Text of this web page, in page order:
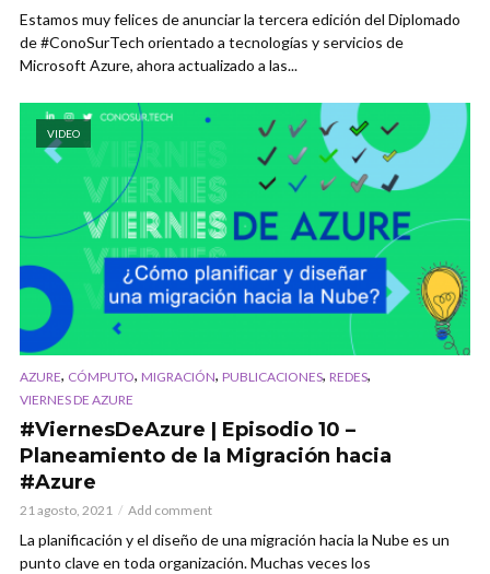
Estamos muy felices de anunciar la tercera edición del Diplomado
de #ConoSurTech orientado a tecnologías y servicios de
Microsoft Azure, ahora actualizado a las...
VIDEO
AZURE, CÓMPUTO, MIGRACIÓN, PUBLICACIONES, REDES,
VIERNES DE AZURE
#ViernesDeAzure | Episodio 10 –
Planeamiento de la Migración hacia
#Azure
21 agosto, 2021 Add comment
La planificación y el diseño de una migración hacia la Nube es un
punto clave en toda organización. Muchas veces los